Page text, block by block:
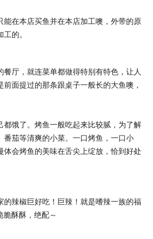
能在本店买鱼并在本店加工噢，外带的原
的。
餐厅，就连菜单都做得特别有特色，让人
面提过的那条跟桌子一般长的大鱼噢，
都饿了。烤鱼一般吃起来比较腻，为了解
番茄等清爽的小菜。一口烤鱼，一口小
体会烤鱼的美味在舌尖上绽放，恰到好处
的辣椒巨好吃！巨辣！就是嗜辣一族的福
酥酥，绝配～